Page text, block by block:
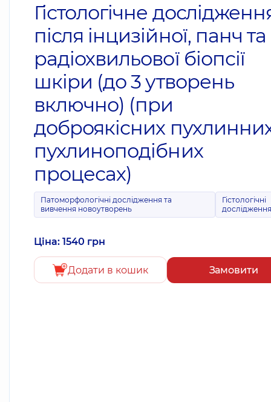
Гістологічне
після інцизійної, панч та
радіохвильової біопсії
шкіри (до 3 утворень
включно) (при
доброякісних
пухлиноподібних
процесах)
Патоморфологічні дослідження та
вивчення новоутворень
Гістологічні
дослідження
Ціна: 1540 грн
Додати в кошик Замовити